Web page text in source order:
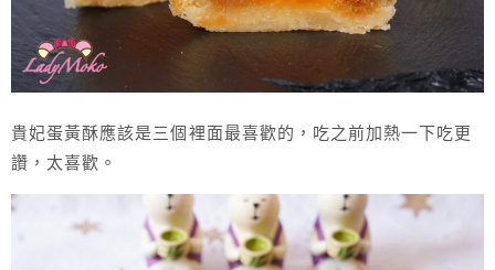
貴妃蛋黃酥應該是三個裡面最喜歡的，吃之前加熱一下吃更
讚，太喜歡。